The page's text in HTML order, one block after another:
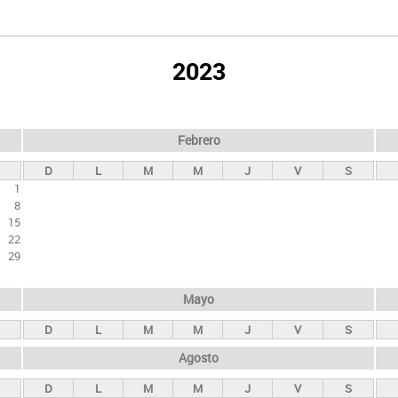
2023
1
8
15
22
29
Febrero
D L M M J V S
Mayo
D L M M J V S
Agosto
D L M M J V S